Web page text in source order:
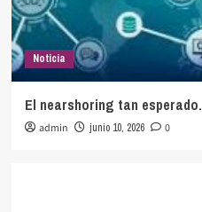
Noticia
El nearshoring tan esperado.
admin junio 10, 2026 0